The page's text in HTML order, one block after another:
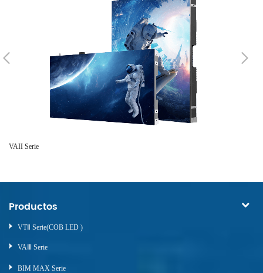
VAII Serie
Productos
VTⅡ Serie(COB LED )
VAⅢ Serie
BIM MAX Serie